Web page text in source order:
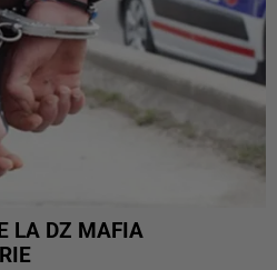
LA DZ MAFIA